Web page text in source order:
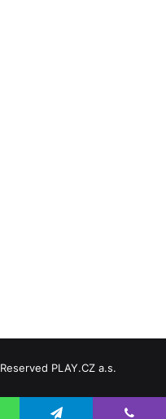
PLAY.CZ a.s.